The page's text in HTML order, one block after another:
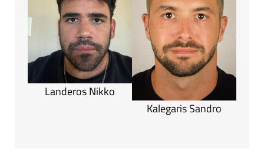
Landeros Nikko
Kalegaris Sandro